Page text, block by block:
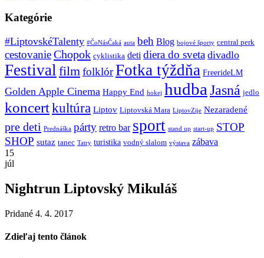
Kategórie
#LiptovskéTalenty #ČoNásČaká auta beh Blog bojové športy central perk
cestovanieChopok cyklistika deti diera do sveta divadlo
Festival filmfolklórFotka týždňa FreerideLM
Golden Apple Cinema Happy End hokej hudba Jasná jedlo
koncertkultúra Liptov Liptovská Mara LiptovZije Nezaradené
pre deti Prednáška párty retro bar sport stand up start-up STOP
SHOP sutaz tanec Tatry turistika vodný slalom výstava zábava
15
júl
Nightrun Liptovský Mikuláš
Pridané 4. 4. 2017
Zdieľaj tento článok